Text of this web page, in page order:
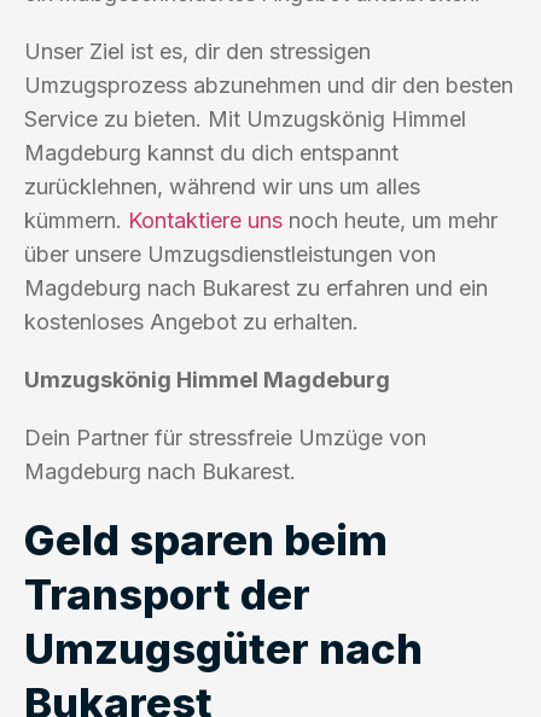
Unser Ziel ist es, dir den stressigen
Umzugsprozess abzunehmen und dir den besten
Service zu bieten. Mit Umzugskönig Himmel
Magdeburg kannst du dich entspannt
zurücklehnen, während wir uns um alles
kümmern. Kontaktiere uns noch heute, um mehr
über unsere Umzugsdienstleistungen von
Magdeburg nach Bukarest zu erfahren und ein
kostenloses Angebot zu erhalten.
Umzugskönig Himmel Magdeburg
Dein Partner für stressfreie Umzüge von
Magdeburg nach Bukarest.
Geld sparen beim
Transport der
Umzugsgüter nach
Bukarest